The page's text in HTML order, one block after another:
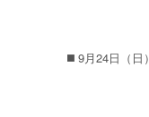
◼️ 9月24日（日）